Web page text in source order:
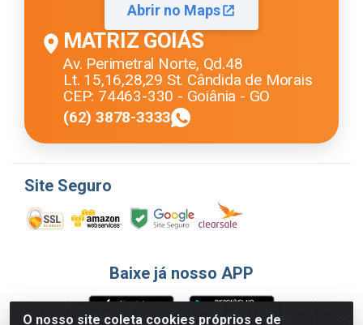
O nosso site coleta cookies próprios e de
Abrir no Maps
MATRIZ GOIÁS
Av. Perimetral Norte, Qd.48
Lt. 15,16,28,29 St. Cândida de Morais
CEP: 74463-330 - Goiânia - GO
(62) 3878-3333
Site Seguro
Baixe já nosso APP